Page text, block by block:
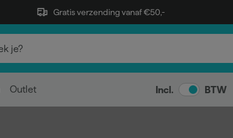
Gratis verzending vanaf €50,-
Outlet Incl. BTW